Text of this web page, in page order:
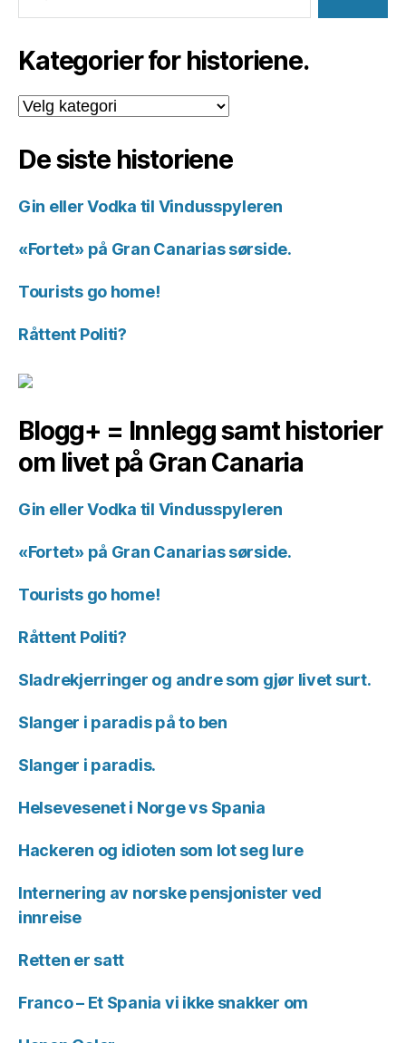
Kategorier for historiene.
Kategorier
for
De siste historiene
Gin eller Vodka til Vindusspyleren
«Fortet» på Gran Canarias sørside.
Tourists go home!
Råttent Politi?
Blogg+ = Innlegg samt historier
om livet på Gran Canaria
Gin eller Vodka til Vindusspyleren
«Fortet» på Gran Canarias sørside.
Tourists go home!
Råttent Politi?
Sladrekjerringer og andre som gjør livet surt.
Slanger i paradis på to ben
Slanger i paradis.
Helsevesenet i Norge vs Spania
Hackeren og idioten som lot seg lure
Internering av norske pensjonister ved
innreise
Retten er satt
Franco – Et Spania vi ikke snakker om